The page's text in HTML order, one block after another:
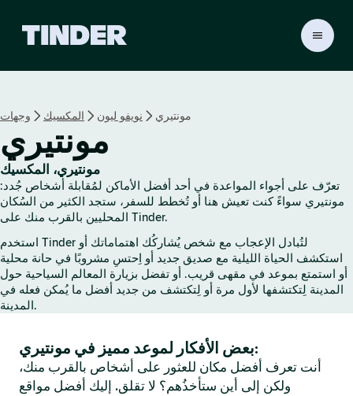
ة
ئ
ي
س
ة
ل
ـ
T
d
e
r
وجهات المكسيك نويفو ليون مونتيري
مونتيري
مونتيري، المكسيك
تعرّف على أجواء المواعدة في أحد أفضل الأماكن لمُقابلة أشخاص جُدد:
مونتيري سواءً كنت تعيش هنا أو تُخطط للسفر، ستجد الكثير من السُكان
المحليين بالقرب منك على Tinder.
استخدم Tinder لتُبادل الإعجاب مع شخص يُشاركُك اهتماماتك أو
استكشف الحياة الليلية مع صديق جديد أو اِحتسِ مشروبًا في حانة محلية
أو استمتع بموعد في مقهى قريب. أو تفضل بزيارة المعالم السياحية حول
المدينة لِتكتشفها لأول مرة أو لِتكتشف من جديد أفضل ما يُمكن فعله في
المدينة.
بعض الأفكار لموعد مميز في مونتيري:
أنت تعرف أفضل مكان للعثور على أشخاص بالقرب منك،
ولكن إلى أين ستأخذُهم؟ لا تقلق. إليك أفضل مواقع